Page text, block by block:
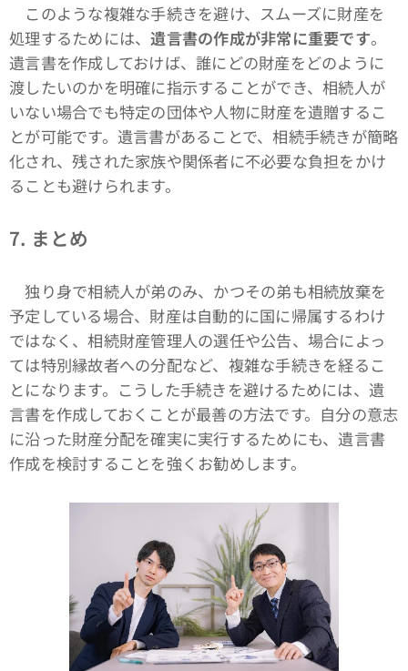
このような複雑な手続きを避け、スムーズに財産を
処理するためには、遺言書の作成が非常に重要です。
遺言書を作成しておけば、誰にどの財産をどのように
渡したいのかを明確に指示することができ、相続人が
いない場合でも特定の団体や人物に財産を遺贈するこ
とが可能です。遺言書があることで、相続手続きが簡略
化され、残された家族や関係者に不必要な負担をかけ
ることも避けられます。
7. まとめ
独り身で相続人が弟のみ、かつその弟も相続放棄を
予定している場合、財産は自動的に国に帰属するわけ
ではなく、相続財産管理人の選任や公告、場合によっ
ては特別縁故者への分配など、複雑な手続きを経るこ
とになります。こうした手続きを避けるためには、遺
言書を作成しておくことが最善の方法です。自分の意志
に沿った財産分配を確実に実行するためにも、遺言書
作成を検討することを強くお勧めします。